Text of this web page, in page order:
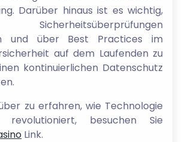
Darüber hinaus ist es wichtig,
Sicherheitsüberprüfungen
und über Best Practices im
auf dem Laufenden zu
kontinuierlichen Datenschutz
zu erfahren, wie Technologie
revolutioniert, besuchen Sie
Link.